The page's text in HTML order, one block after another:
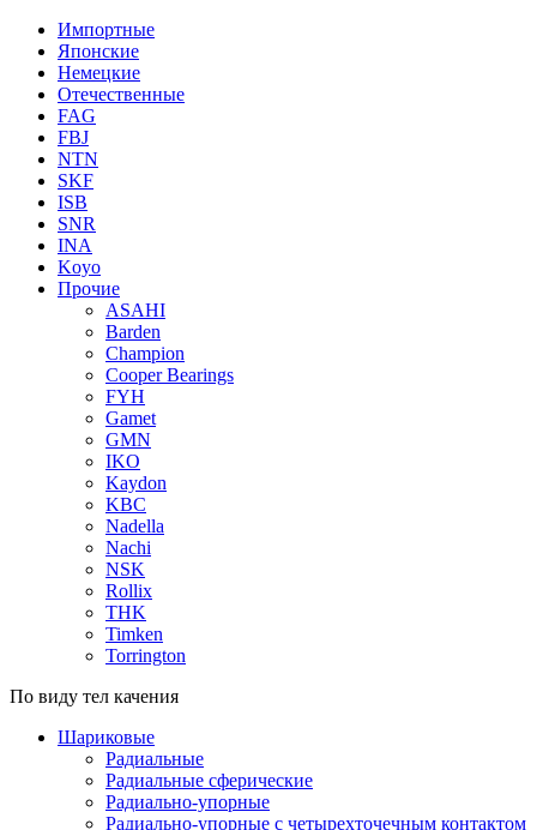
Импортные
Японские
Немецкие
Отечественные
FAG
FBJ
NTN
SKF
ISB
SNR
INA
Koyo
Прочие
ASAHI
Barden
Champion
Cooper Bearings
FYH
Gamet
GMN
IKO
Kaydon
KBC
Nadella
Nachi
NSK
Rollix
THK
Timken
Torrington
По виду тел качения
Шариковые
Радиальные
Радиальные сферические
Радиально-упорные
Радиально-упорные с четырехточечным контактом